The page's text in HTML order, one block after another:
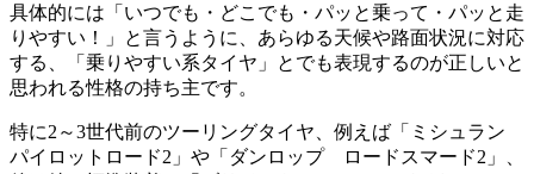
具体的には「いつでも・どこでも・パッと乗って・パッと走
りやすい！」と言うように、あらゆる天候や路面状況に対応
する、「乗りやすい系タイヤ」とでも表現するのが正しいと
思われる性格の持ち主です。
特に2～3世代前のツーリングタイヤ、例えば「ミシュラン
パイロットロード2」や「ダンロップ ロードスマード2」、